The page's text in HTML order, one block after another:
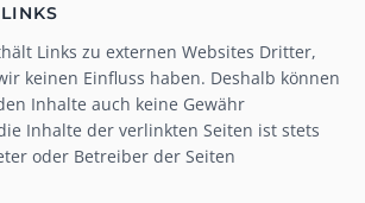
Links zu externen Websites Dritter,
keinen Einfluss haben. Deshalb können
Inhalte auch keine Gewähr
Inhalte der verlinkten Seiten ist stets
oder Betreiber der Seiten